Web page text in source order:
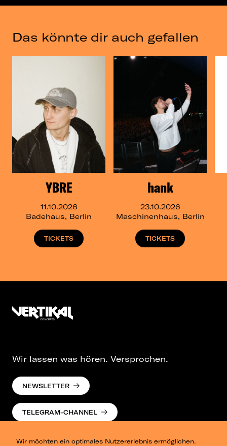
Das könnte dir auch gefallen
YBRE
11.10.2026
Badehaus, Berlin
TICKETS
hank
23.10.2026
Maschinenhaus, Berlin
TICKETS
Wir möchten ein optimales Nutzererlebnis ermöglichen.
Wir lassen was hören. Versprochen.
NEWSLETTER
TELEGRAM-CHANNEL